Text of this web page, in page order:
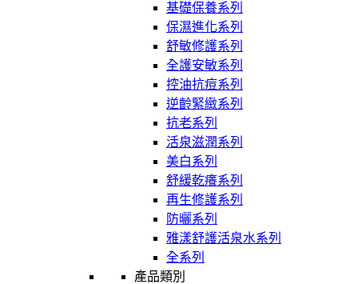
基礎保養系列
保濕進化系列
舒敏修護系列
全護安敏系列
控油抗痘系列
逆齡緊緻系列
抗老系列
活泉滋潤系列
美白系列
舒緩乾癢系列
再生修護系列
防曬系列
雅漾舒護活泉水系列
全系列
產品類別